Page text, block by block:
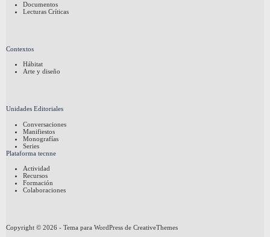
Documentos
Lecturas Críticas
Contextos
Hábitat
Arte y diseño
Unidades Editoriales
Conversaciones
Manifiestos
Monografías
Series
Plataforma tecnne
Actividad
Recursos
Formación
Colaboraciones
Copyright © 2026 - Tema para WordPress de CreativeThemes